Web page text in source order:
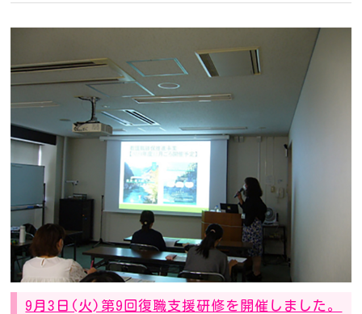
9月3日(火)第9回復職支援研修を開催しました。